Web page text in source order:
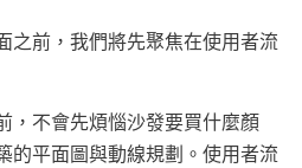
之前，我們將先聚焦在使用者流
，不會先煩惱沙發要買什麼顏
的平面圖與動線規劃。使用者流